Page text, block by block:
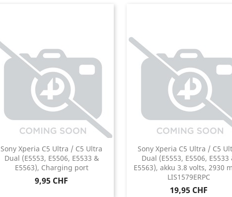
Sony Xperia C5 Ultra / C5 Ultra
Dual (E5553, E5506, E5533 &
E5563), Charging port
Preis
9,95 CHF
Sony Xperia C5 Ultra / C5
Dual (E5553, E5506, E5533
E5563), akku 3.8 volts, 2930
LIS1579ERPC
Preis
19,95 CHF